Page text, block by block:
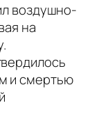
воздушно-
на
и смертью